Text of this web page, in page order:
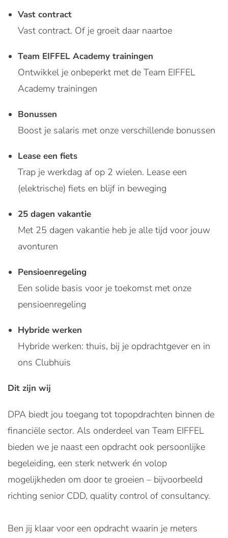
Vast contract
Vast contract. Of je groeit daar naartoe
Team EIFFEL Academy trainingen
Ontwikkel je onbeperkt met de Team EIFFEL
Academy trainingen
Bonussen
Boost je salaris met onze verschillende bonussen
Lease een fiets
Trap je werkdag af op 2 wielen. Lease een
(elektrische) fiets en blijf in beweging
25 dagen vakantie
Met 25 dagen vakantie heb je alle tijd voor jouw
avonturen
Pensioenregeling
Een solide basis voor je toekomst met onze
pensioenregeling
Hybride werken
Hybride werken: thuis, bij je opdrachtgever en in
ons Clubhuis
Dit zijn wij
DPA biedt jou toegang tot topopdrachten binnen de
financiële sector. Als onderdeel van Team EIFFEL
bieden we je naast een opdracht ook persoonlijke
begeleiding, een sterk netwerk én volop
mogelijkheden om door te groeien – bijvoorbeeld
richting senior CDD, quality control of consultancy.
Ben jij klaar voor een opdracht waarin je meters